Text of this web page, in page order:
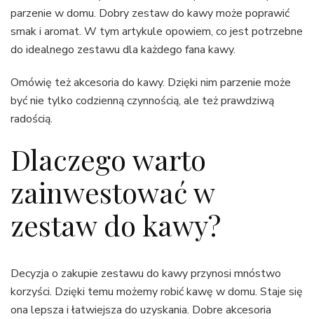
parzenie w domu. Dobry zestaw do kawy może poprawić
smak i aromat. W tym artykule opowiem, co jest potrzebne
do idealnego zestawu dla każdego fana kawy.
Omówię też akcesoria do kawy. Dzięki nim parzenie może
być nie tylko codzienną czynnością, ale też prawdziwą
radością.
Dlaczego warto
zainwestować w
zestaw do kawy?
Decyzja o zakupie zestawu do kawy przynosi mnóstwo
korzyści. Dzięki temu możemy robić kawę w domu. Staje się
ona lepsza i łatwiejsza do uzyskania. Dobre akcesoria